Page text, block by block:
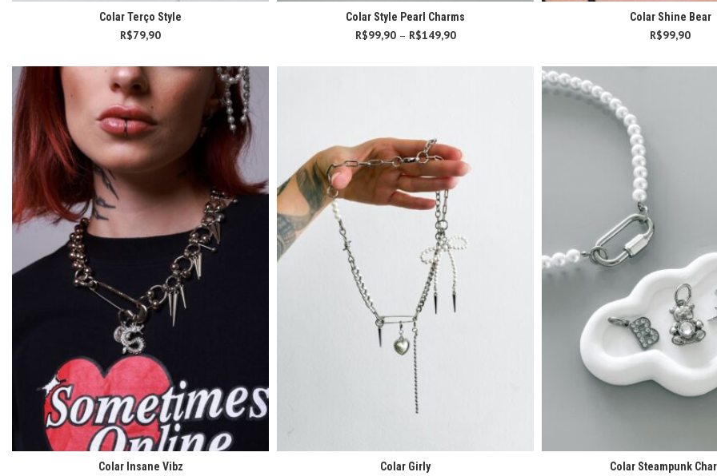
Colar Terço Style
R$79,90
Colar Style Pearl Charms
R$99,90 – R$149,90
Colar Shine Bear
R$99,90
Colar Insane Vibz Colar Girly Colar Steampunk